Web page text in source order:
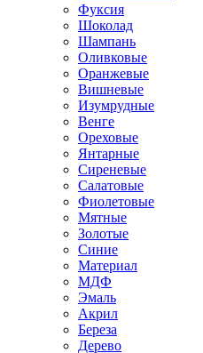
Фуксия
Шоколад
Шампань
Оливковые
Оранжевые
Вишневые
Изумрудные
Венге
Ореховые
Янтарные
Сиреневые
Салатовые
Фиолетовые
Мятные
Золотые
Синие
Материал
МДФ
Эмаль
Акрил
Береза
Дерево